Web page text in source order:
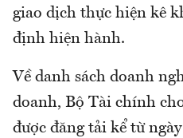
giao dịch thực hiện kê
định hiện hành.
Về danh sách doanh
doanh, Bộ Tài chính
được đăng tải kể từ